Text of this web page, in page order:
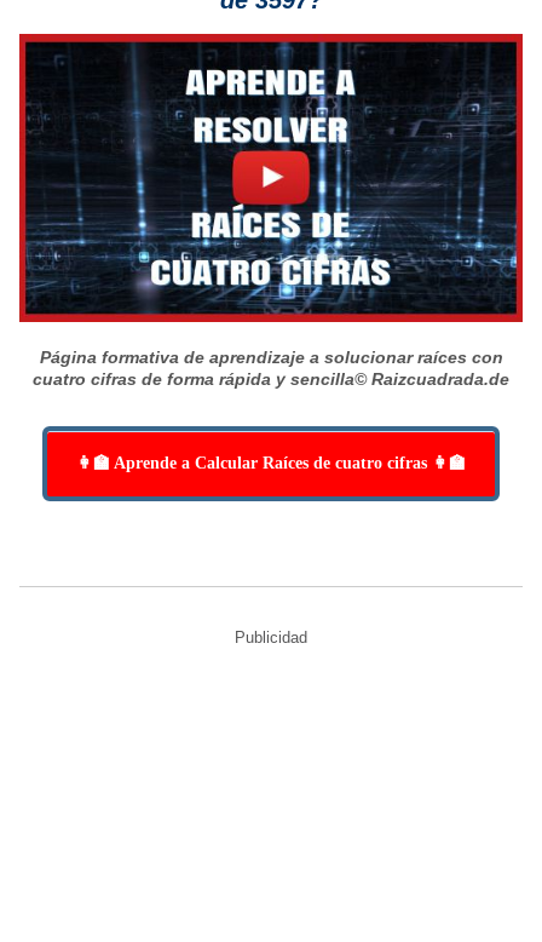
Página formativa de aprendizaje a solucionar raíces con
cuatro cifras de forma rápida y sencilla© Raizcuadrada.de
👩‍🏫 Aprende a Calcular Raíces de cuatro cifras 👩‍🏫
Publicidad